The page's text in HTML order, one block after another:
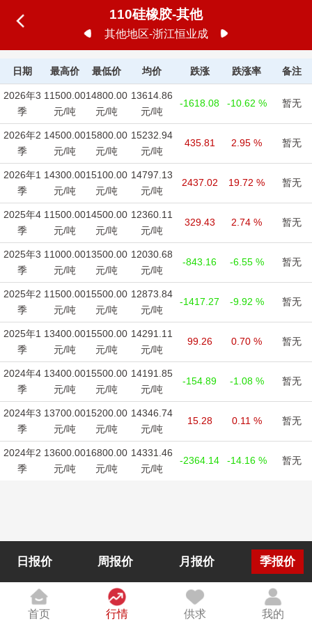
110硅橡胶-其他
其他地区-浙江恒业成
日期 最高价 最低价 均价 跌涨 跌涨率 备注
2026年3
季
11500.00
元/吨
14800.00
元/吨
13614.86
元/吨
-1618.08 -10.62 % 暂无
2026年2
季
14500.00
元/吨
15800.00
元/吨
15232.94
元/吨
435.81 2.95 % 暂无
2026年1
季
14300.00
元/吨
15100.00
元/吨
14797.13
元/吨
2437.02 19.72 % 暂无
2025年4
季
11500.00
元/吨
14500.00
元/吨
12360.11
元/吨
329.43 2.74 % 暂无
2025年3
季
11000.00
元/吨
13500.00
元/吨
12030.68
元/吨
-843.16 -6.55 % 暂无
2025年2
季
11500.00
元/吨
15500.00
元/吨
12873.84
元/吨
-1417.27 -9.92 % 暂无
2025年1
季
13400.00
元/吨
15500.00
元/吨
14291.11
元/吨
99.26 0.70 % 暂无
2024年4
季
13400.00
元/吨
15500.00
元/吨
14191.85
元/吨
-154.89 -1.08 % 暂无
2024年3
季
13700.00
元/吨
15200.00
元/吨
14346.74
元/吨
15.28 0.11 % 暂无
2024年2
季
13600.00
元/吨
16800.00
元/吨
14331.46
元/吨
-2364.14 -14.16 % 暂无
日报价 周报价 月报价 季报价
首页 行情 供求 我的